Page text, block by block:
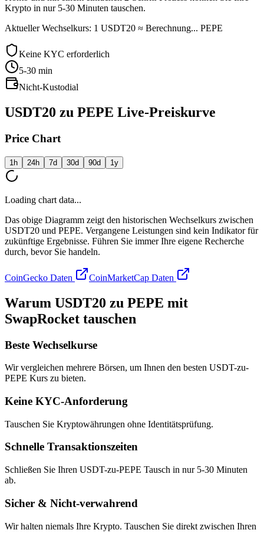
Krypto in nur 5-30 Minuten tauschen.
Aktueller Wechselkurs: 1 USDT20 ≈ Berechnung... PEPE
Keine KYC erforderlich
5-30 min
Nicht-Kustodial
USDT20 zu PEPE Live-Preiskurve
Price Chart
1h 24h 7d 30d 90d 1y
Loading chart data...
Das obige Diagramm zeigt den historischen Wechselkurs zwischen
USDT20 und PEPE. Vergangene Leistungen sind kein Indikator für
zukünftige Ergebnisse. Führen Sie immer Ihre eigene Recherche
durch, bevor Sie handeln.
CoinGecko Daten CoinMarketCap Daten
Warum USDT20 zu PEPE mit
SwapRocket tauschen
Beste Wechselkurse
Wir vergleichen mehrere Börsen, um Ihnen den besten USDT-zu-
PEPE Kurs zu bieten.
Keine KYC-Anforderung
Tauschen Sie Kryptowährungen ohne Identitätsprüfung.
Schnelle Transaktionszeiten
Schließen Sie Ihren USDT-zu-PEPE Tausch in nur 5-30 Minuten
ab.
Sicher & Nicht-verwahrend
Wir halten niemals Ihre Krypto. Tauschen Sie direkt zwischen Ihren